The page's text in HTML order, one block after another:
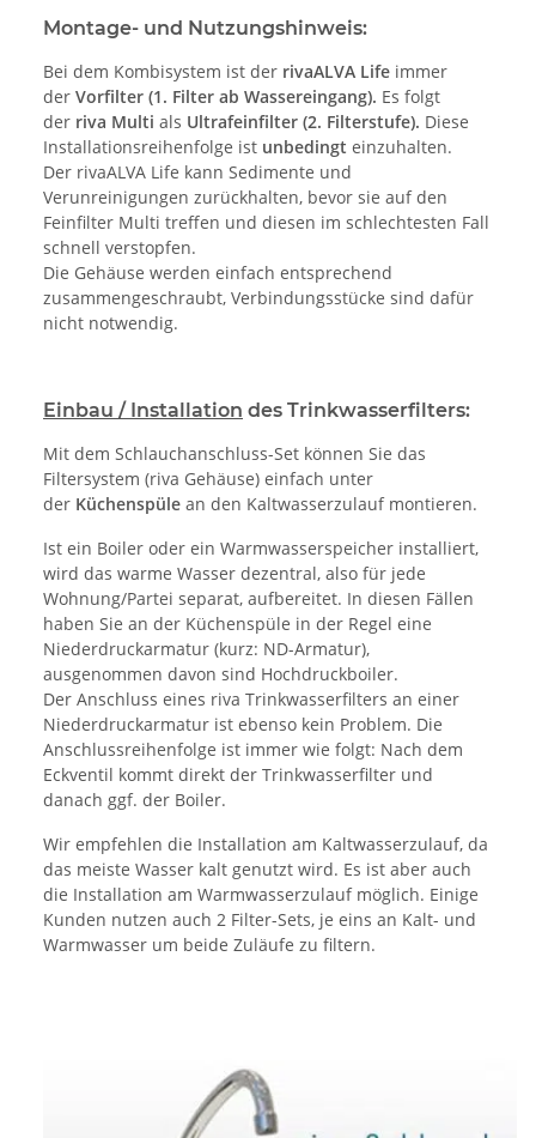
Montage- und Nutzungshinweis:
Bei dem Kombisystem ist der rivaALVA Life immer
der Vorfilter (1. Filter ab Wassereingang). Es folgt
der riva Multi als Ultrafeinfilter (2. Filterstufe). Diese
Installationsreihenfolge ist unbedingt einzuhalten.
Der rivaALVA Life kann Sedimente und
Verunreinigungen zurückhalten, bevor sie auf den
Feinfilter Multi treffen und diesen im schlechtesten Fall
schnell verstopfen.
Die Gehäuse werden einfach entsprechend
zusammengeschraubt, Verbindungsstücke sind dafür
nicht notwendig.
Einbau / Installation des Trinkwasserfilters:
Mit dem Schlauchanschluss-Set können Sie das
Filtersystem (riva Gehäuse) einfach unter
der Küchenspüle an den Kaltwasserzulauf montieren.
Ist ein Boiler oder ein Warmwasserspeicher installiert,
wird das warme Wasser dezentral, also für jede
Wohnung/Partei separat, aufbereitet. In diesen Fällen
haben Sie an der Küchenspüle in der Regel eine
Niederdruckarmatur (kurz: ND-Armatur),
ausgenommen davon sind Hochdruckboiler.
Der Anschluss eines riva Trinkwasserfilters an einer
Niederdruckarmatur ist ebenso kein Problem. Die
Anschlussreihenfolge ist immer wie folgt: Nach dem
Eckventil kommt direkt der Trinkwasserfilter und
danach ggf. der Boiler.
Wir empfehlen die Installation am Kaltwasserzulauf, da
das meiste Wasser kalt genutzt wird. Es ist aber auch
die Installation am Warmwasserzulauf möglich. Einige
Kunden nutzen auch 2 Filter-Sets, je eins an Kalt- und
Warmwasser um beide Zuläufe zu filtern.